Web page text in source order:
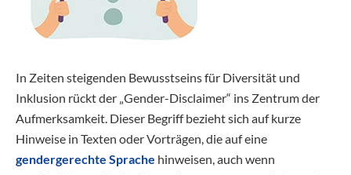
In Zeiten steigenden Bewusstseins für Diversität und
Inklusion rückt der „Gender-Disclaimer“ ins Zentrum der
Aufmerksamkeit. Dieser Begriff bezieht sich auf kurze
Hinweise in Texten oder Vorträgen, die auf eine
gendergerechte Sprache hinweisen, auch wenn